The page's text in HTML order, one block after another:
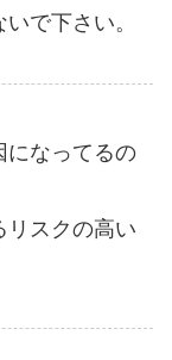
で下さい。
になってるの
リスクの高い